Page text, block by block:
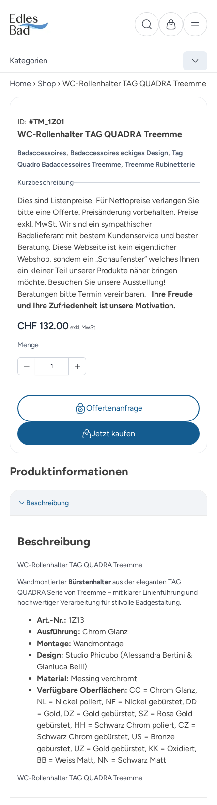
Kategorien
Home › Shop › WC-Rollenhalter TAG QUADRA Treemme
ID: #TM_1Z01
WC-Rollenhalter TAG QUADRA Treemme
Badaccessoires, Badaccessoires eckiges Design, Tag
Quadro Badaccessoires Treemme, Treemme Rubinetterie
Kurzbeschreibung
Dies sind Listenpreise; Für Nettopreise verlangen Sie
bitte eine Offerte. Preisänderung vorbehalten. Preise
exkl. MwSt. Wir sind ein sympathischer
Badelieferant mit bestem Kundenservice und bester
Beratung. Diese Webseite ist kein eigentlicher
Webshop, sondern ein „Schaufenster“ welches Ihnen
ein kleiner Teil unserer Produkte näher bringen
möchte. Besuchen Sie unsere Ausstellung!
Beratungen bitte Termin vereinbaren. Ihre Freude
und Ihre Zufriedenheit ist unsere Motivation.
CHF 132.00 exkl. MwSt.
Menge
Offertenanfrage
Jetzt kaufen
Produktinformationen
Beschreibung
Beschreibung
WC-Rollenhalter TAG QUADRA Treemme
Wandmontierter Bürstenhalteraus der eleganten TAG
QUADRASerie von Treemme – mit klarer Linienführung und
hochwertiger Verarbeitung für stilvolle Badgestaltung.
Art.-Nr.: 1Z13
Ausführung: Chrom Glanz
Montage: Wandmontage
Design: Studio Phicubo (Alessandra Bertini &
Gianluca Belli)
Material: Messing verchromt
Verfügbare Oberflächen: CC = Chrom Glanz,
NL = Nickel poliert, NF = Nickel gebürstet, DD
= Gold, DZ = Gold gebürstet, SZ = Rose Gold
gebürstet, HH = Schwarz Chrom poliert, CZ =
Schwarz Chrom gebürstet, US = Bronze
gebürstet, UZ = Gold gebürstet, KK = Oxidiert,
BB = Weiss Matt, NN = Schwarz Matt
WC-Rollenhalter TAG QUADRA Treemme